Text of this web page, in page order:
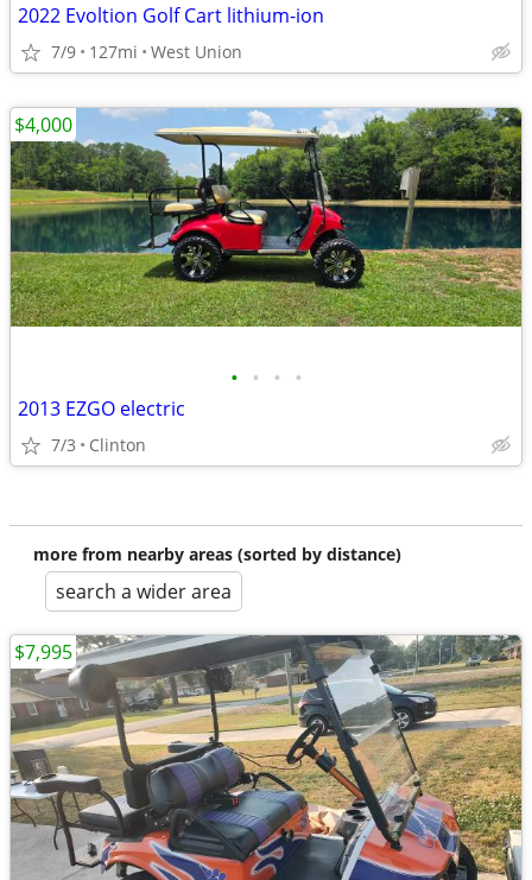
2022 Evoltion Golf Cart lithium-ion
7/9 127mi West Union
• • • •
2013 EZGO electric
7/3 Clinton
$4,000
more from nearby areas (sorted by distance)
search a wider area
$7,995